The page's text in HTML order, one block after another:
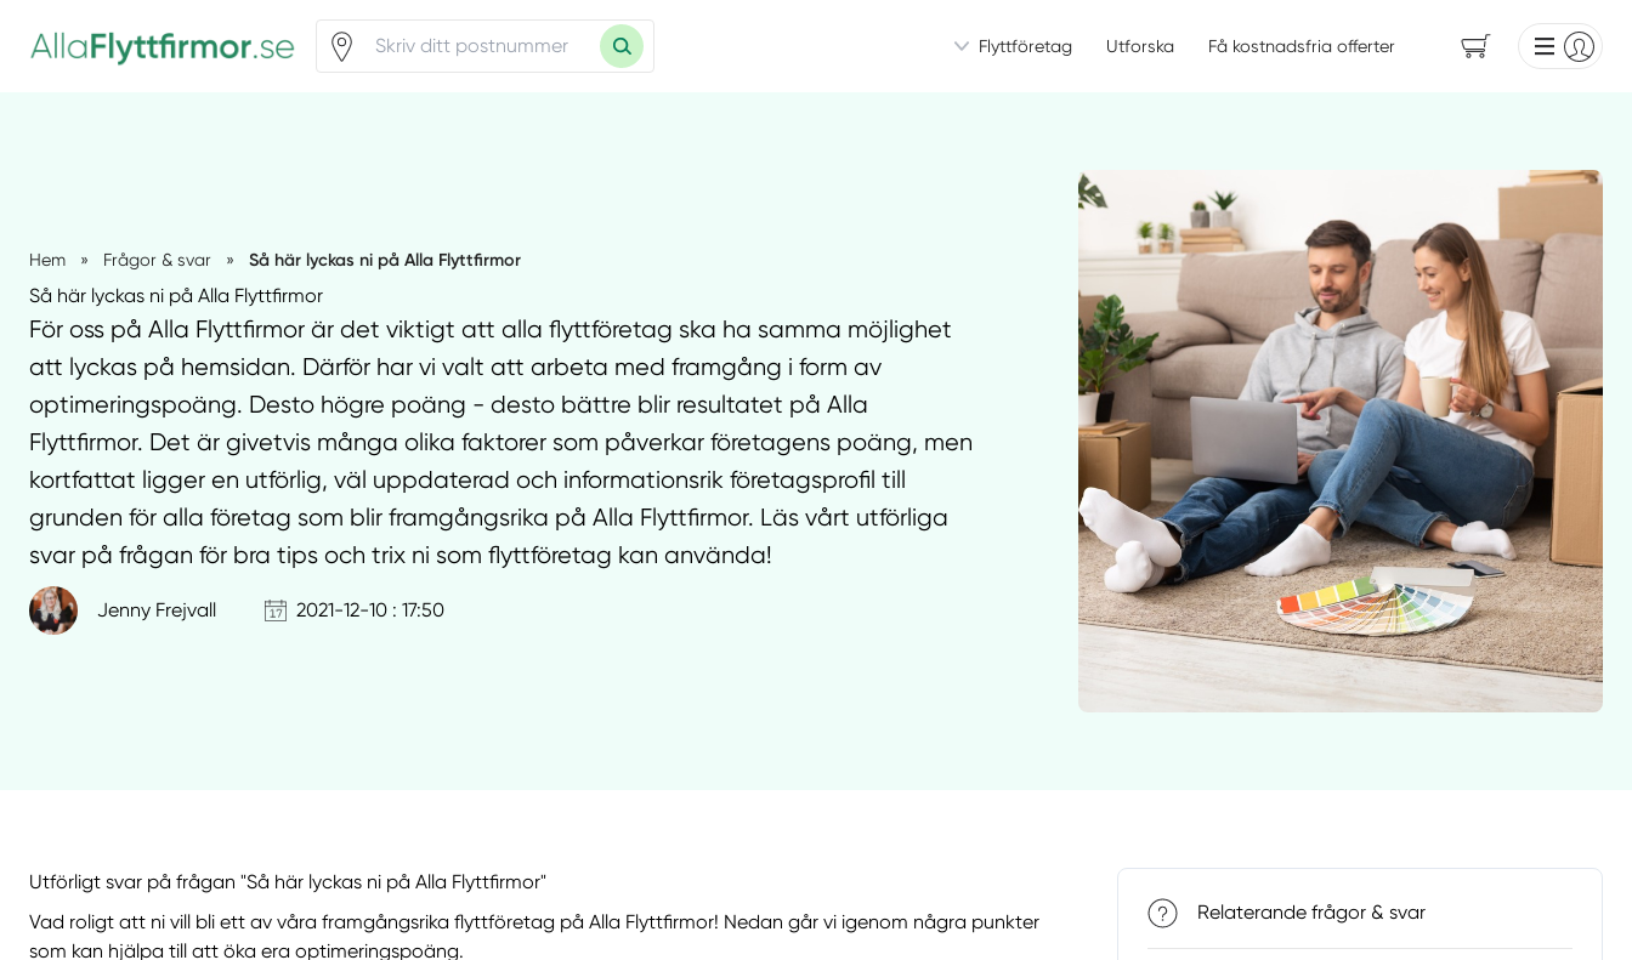
Flyttföretag Utforska Få kostnadsfria offerter
Hem » Frågor & svar » Så här lyckas ni på Alla Flyttfirmor
Så här lyckas ni på Alla Flyttfirmor
För oss på Alla Flyttfirmor är det viktigt att alla flyttföretag ska ha samma möjlighet
att lyckas på hemsidan. Därför har vi valt att arbeta med framgång i form av
optimeringspoäng. Desto högre poäng - desto bättre blir resultatet på Alla
Flyttfirmor. Det är givetvis många olika faktorer som påverkar företagens poäng, men
kortfattat ligger en utförlig, väl uppdaterad och informationsrik företagsprofil till
grunden för alla företag som blir framgångsrika på Alla Flyttfirmor. Läs vårt utförliga
svar på frågan för bra tips och trix ni som flyttföretag kan använda!
Jenny Frejvall 2021-12-10 : 17:50
Utförligt svar på frågan "Så här lyckas ni på Alla Flyttfirmor"
Vad roligt att ni vill bli ett av våra framgångsrika flyttföretag på Alla Flyttfirmor! Nedan går vi igenom några punkter
som kan hjälpa till att öka era optimeringspoäng.
Relaterande frågor & svar